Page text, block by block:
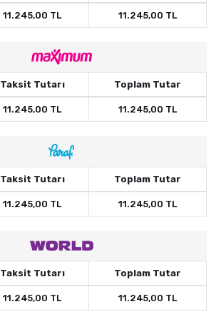
11.245,00 TL 11.245,00 TL
Taksit Tutarı Toplam Tutar
11.245,00 TL 11.245,00 TL
Taksit Tutarı Toplam Tutar
11.245,00 TL 11.245,00 TL
Taksit Tutarı Toplam Tutar
11.245,00 TL 11.245,00 TL